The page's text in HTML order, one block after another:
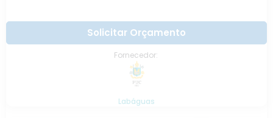
Solicitar Orçamento
Fornecedor:
Labáguas